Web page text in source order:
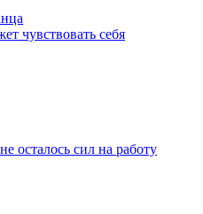
чувствовать себя
осталось сил на работу